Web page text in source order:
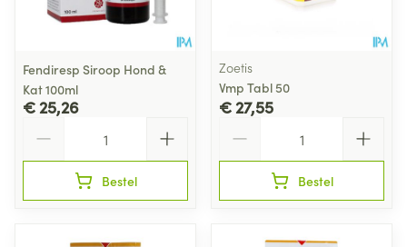
Fendiresp Siroop Hond &
Kat 100ml
€ 25,26
Bestel
Zoetis
Vmp Tabl 50
€ 27,55
Bestel